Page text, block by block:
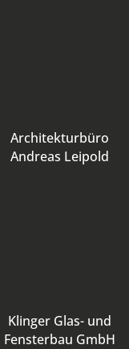
Architekturbüro
Andreas Leipold
Klinger Glas- und
Fensterbau GmbH